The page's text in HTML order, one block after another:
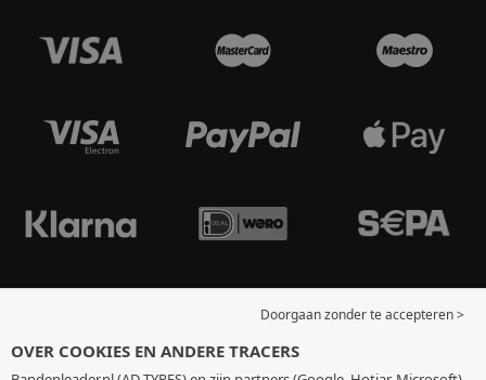
Doorgaan zonder te accepteren >
OVER COOKIES EN ANDERE TRACERS